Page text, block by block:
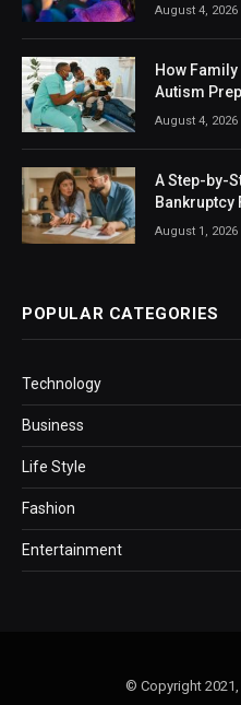
August 4, 2026
How
Autism
August 4, 2026
A Step-by-
Bankruptcy
August 1, 2026
POPULAR CATEGORIES
Technology
Business
Life Style
Fashion
Entertainment
© Copyright